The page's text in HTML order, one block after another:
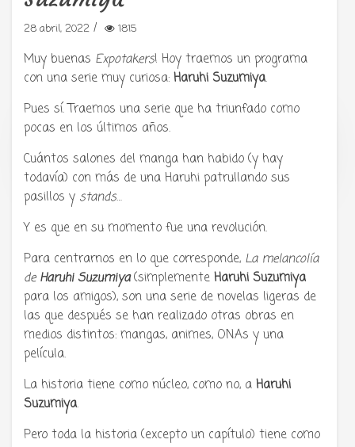
anime y cultura japonesa ツ
28 abril, 2022 / 1815
Muy buenas Expotakers! Hoy traemos un programa
con una serie muy curiosa: Haruhi Suzumiya.
Pues sí. Traemos una serie que ha triunfado como
pocas en los últimos años.
Cuántos salones del manga han habido (y hay
todavía) con más de una Haruhi patrullando sus
pasillos y stands…
Y es que en su momento fue una revolución.
Para centrarnos en lo que corresponde, La melancolía
de Haruhi Suzumiya(simplemente Haruhi Suzumiya
para los amigos), son una serie de novelas ligeras de
las que después se han realizado otras obras en
medios distintos: mangas, animes, ONAs y una
película.
La historia tiene como núcleo, como no, a Haruhi
Suzumiya.
Pero toda la historia (excepto un capítulo) tiene como